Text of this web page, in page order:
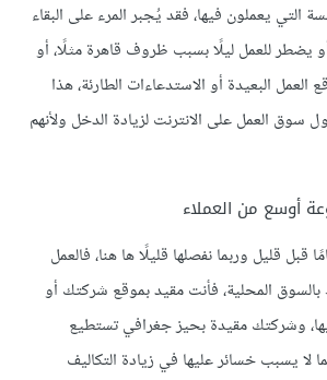
التي يعملون فيها، فقد يُجبر المرء على البقاء
يضطر للعمل ليلًا بسبب ظروف قاهرة مثلًا، أو
العمل البعيدة أو الاستدعاءات الطارئة، هذا
العمل على الانترنت لزيادة الدخل ولأنهم
قبل قليل وربما نفصلها قليلًا ها هنا، فالعمل
بالسوق المحلية، فأنت مقيد بموقع شركتك أو
وشركتك مقيدة بحيز جغرافي تستطيع
لا يسبب خسائر عليها في زيادة التكاليف